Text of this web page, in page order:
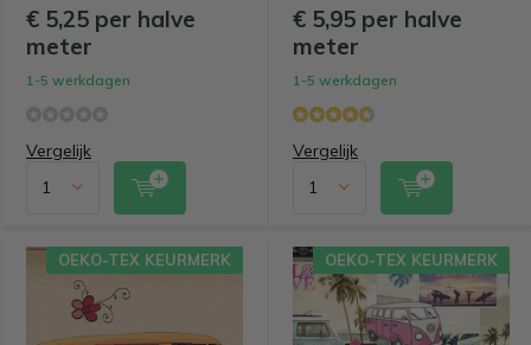
€ 5,25 per halve
meter
1-5 werkdagen
Vergelijk
€ 5,95 per halve
meter
1-5 werkdagen
Vergelijk
OEKO-TEX KEURMERK OEKO-TEX KEURMERK